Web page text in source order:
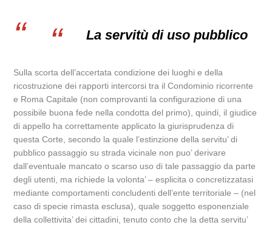
La servitù di uso pubblico
Sulla scorta dell’accertata condizione dei luoghi e della
ricostruzione dei rapporti intercorsi tra il Condominio ricorrente
e Roma Capitale (non comprovanti la configurazione di una
possibile buona fede nella condotta del primo), quindi, il giudice
di appello ha correttamente applicato la giurisprudenza di
questa Corte, secondo la quale l’estinzione della servitu’ di
pubblico passaggio su strada vicinale non puo’ derivare
dall’eventuale mancato o scarso uso di tale passaggio da parte
degli utenti, ma richiede la volonta’ – esplicita o concretizzatasi
mediante comportamenti concludenti dell’ente territoriale – (nel
caso di specie rimasta esclusa), quale soggetto esponenziale
della collettivita’ dei cittadini, tenuto conto che la detta servitu’